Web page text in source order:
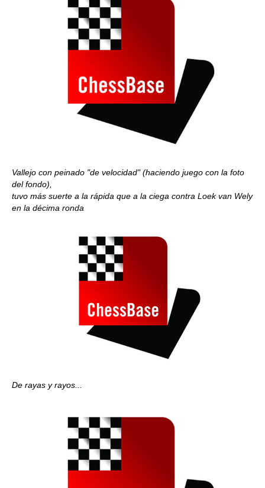
Vallejo con peinado "de velocidad" (haciendo juego con la foto
del fondo),
tuvo más suerte a la rápida que a la ciega contra Loek van Wely
en la décima ronda
De rayas y rayos...